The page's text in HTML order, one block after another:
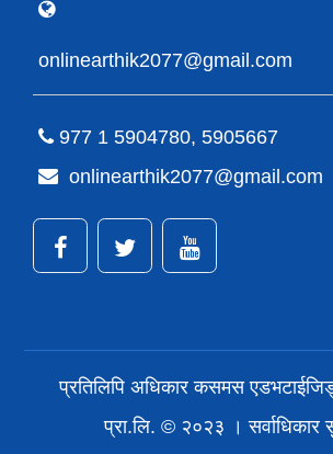
onlinearthik2077@gmail.com
977 1 5904780, 5905667
onlinearthik2077@gmail.com
प्रतिलिपि अधिकार कसमस
प्रा.लि. © २०२३ । सर्वाधिकार